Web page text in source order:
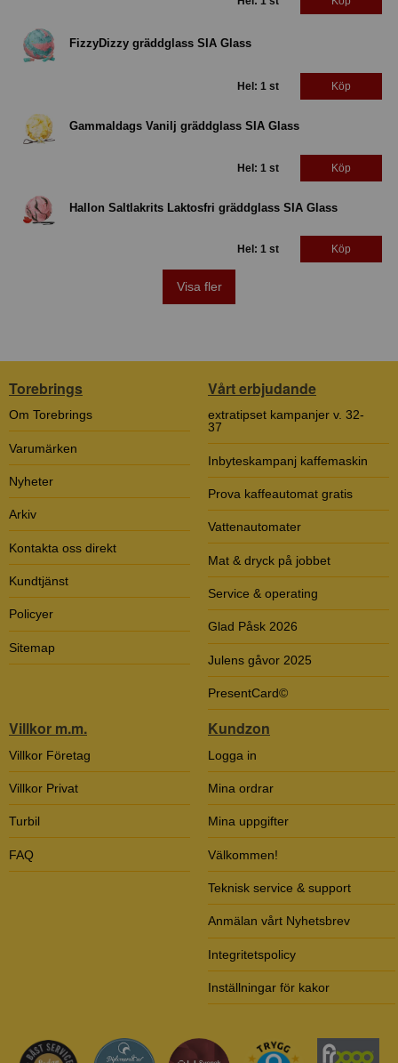
FizzyDizzy gräddglass SIA Glass
Hel: 1 st Köp
Gammaldags Vanilj gräddglass SIA Glass
Hel: 1 st Köp
Hallon Saltlakrits Laktosfri gräddglass SIA Glass
Hel: 1 st Köp
Visa fler
Torebrings
Om Torebrings
Varumärken
Nyheter
Arkiv
Kontakta oss direkt
Kundtjänst
Policyer
Sitemap
Vårt erbjudande
extratipset kampanjer v. 32-
37
Inbyteskampanj kaffemaskin
Prova kaffeautomat gratis
Vattenautomater
Mat & dryck på jobbet
Service & operating
Glad Påsk 2026
Julens gåvor 2025
PresentCard©
Villkor m.m.
Villkor Företag
Villkor Privat
Turbil
FAQ
Kundzon
Logga in
Mina ordrar
Mina uppgifter
Välkommen!
Teknisk service & support
Anmälan vårt Nyhetsbrev
Integritetspolicy
Inställningar för kakor